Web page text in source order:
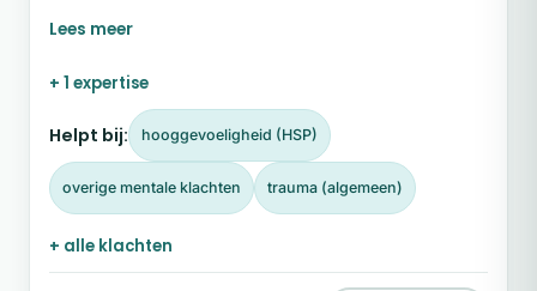
belemmerende oude patronen. Samen kijken we
blokkades kunt loslaten en weer echt contact maakt
met je authentieke zelf en wie je in de kern bent.
Wil je weten hoe ik je kan helpen?
+ 1 expertise
Helpt bij: hooggevoeligheid (HSP)
overige mentale klachten trauma (algemeen)
+ alle klachten